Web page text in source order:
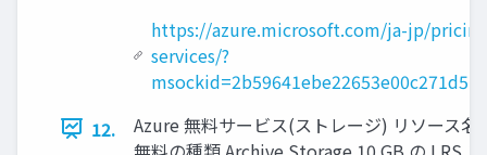
https://azure.microsoft.com/ja-jp/
services/?
12.
Azure 無料サービス(ストレージ) リソース名